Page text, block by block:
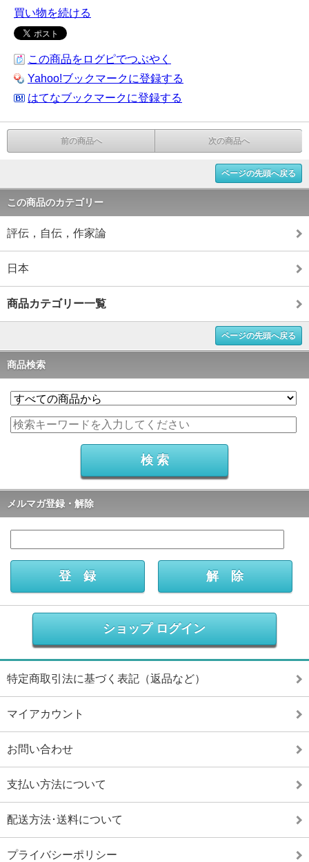
買い物を続ける
この商品をログピでつぶやく
Yahoo!ブックマークに登録する
はてなブックマークに登録する
前の商品へ 次の商品へ
ページの先頭へ戻る
この商品のカテゴリー
評伝，自伝，作家論
日本
商品カテゴリー一覧
ページの先頭へ戻る
商品検索
メルマガ登録・解除
ショップ ログイン
特定商取引法に基づく表記（返品など）
マイアカウント
お問い合わせ
支払い方法について
配送方法･送料について
プライバシーポリシー